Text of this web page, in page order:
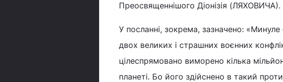
Преосвященнішого Діонізія (ЛЯХОВИЧА).
У посланні, зокрема, зазначено: «Минуле
двох великих і страшних воєнних
цілеспрямовано виморено кілька
планеті. Бо його здійснено в такий